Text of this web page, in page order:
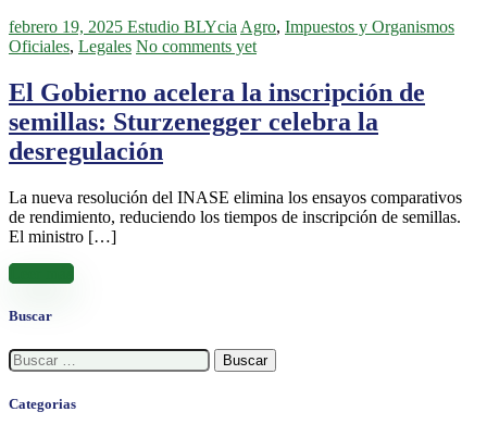
febrero 19, 2025 Estudio BLYcia Agro, Impuestos y Organismos
Oficiales, Legales No comments yet
El Gobierno acelera la inscripción de
semillas: Sturzenegger celebra la
desregulación
La nueva resolución del INASE elimina los ensayos comparativos
de rendimiento, reduciendo los tiempos de inscripción de semillas.
El ministro […]
Buscar
Buscar:
Categorias